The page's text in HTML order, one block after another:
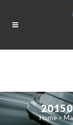
Home>